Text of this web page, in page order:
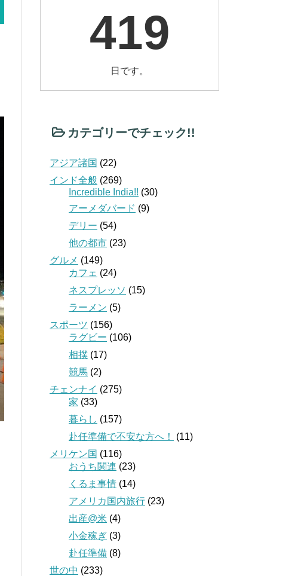
419
日です。
カテゴリーでチェック!!
アジア諸国 (22)
インド全般 (269)
Incredible India!! (30)
アーメダバード (9)
デリー (54)
他の都市 (23)
グルメ (149)
カフェ (24)
ネスプレッソ (15)
ラーメン (5)
スポーツ (156)
ラグビー (106)
相撲 (17)
競馬 (2)
チェンナイ (275)
家 (33)
暮らし (157)
赴任準備で不安な方へ！
(11)
メリケン国 (116)
おうち関連 (23)
くるま事情 (14)
アメリカ国内旅行 (23)
出産@米 (4)
小金稼ぎ (3)
赴任準備 (8)
世の中 (233)